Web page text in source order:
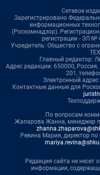
Сетевое
Зарегистрировано
информационных
(Роскомнадзор).
регистрации - ЭЛ №
Учредитель: Общество с
Главный редактор:
Адрес редакции: 650000,
201,
Электронный адрес
Контактные данные для
По вопросам
Жапарова Жанна, менеджер
Ревина Мария, директор
Редакция сайта не несет
информации,